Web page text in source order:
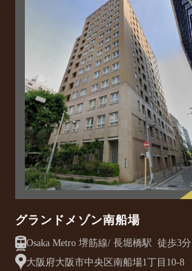
グランドメゾン南船場
Osaka Metro 堺筋線/ 長堀橋駅 徒歩3分
大阪府大阪市中央区南船場1丁目10-8